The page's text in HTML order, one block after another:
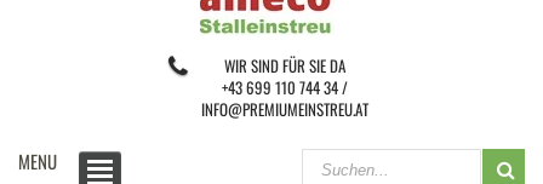
WIR SIND FÜR SIE DA
+43 699 110 744 34 /
INFO@PREMIUMEINSTREU.AT
MENU